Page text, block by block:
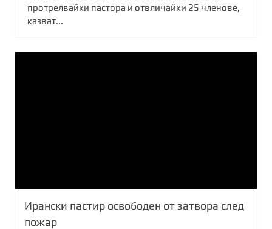
протрелвайки пастора и отвличайки 25 членове,
казват...
Ирански пастир освободен от затвора след
пожар